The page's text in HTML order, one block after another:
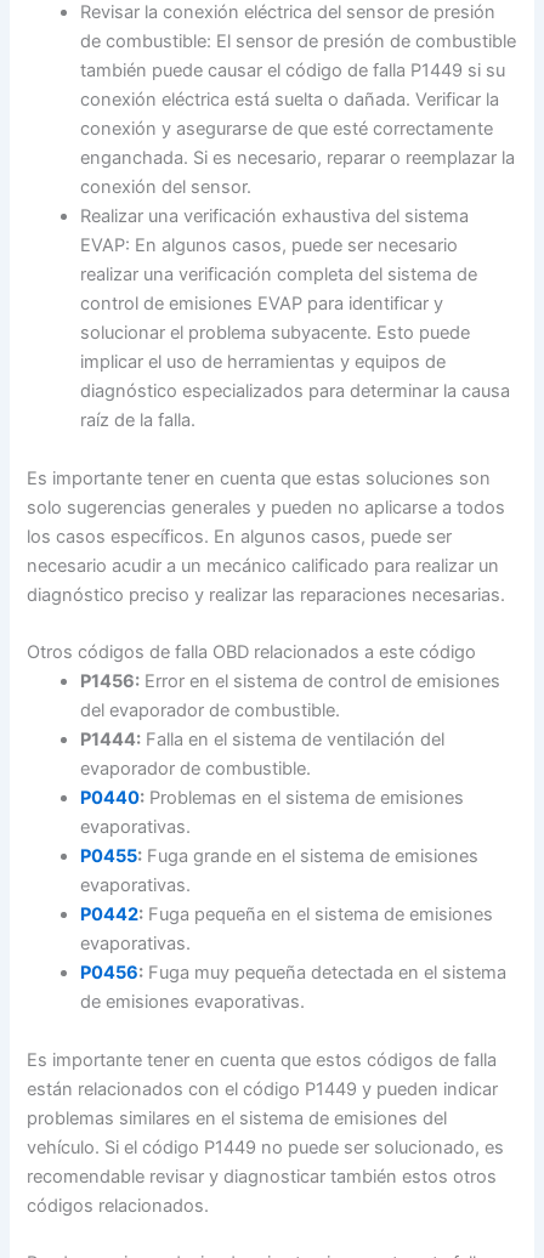
Revisar la conexión eléctrica del sensor de presión
de combustible: El sensor de presión de combustible
también puede causar el código de falla P1449 si su
conexión eléctrica está suelta o dañada. Verificar la
conexión y asegurarse de que esté correctamente
enganchada. Si es necesario, reparar o reemplazar la
conexión del sensor.
Realizar una verificación exhaustiva del sistema
EVAP: En algunos casos, puede ser necesario
realizar una verificación completa del sistema de
control de emisiones EVAP para identificar y
solucionar el problema subyacente. Esto puede
implicar el uso de herramientas y equipos de
diagnóstico especializados para determinar la causa
raíz de la falla.
Es importante tener en cuenta que estas soluciones son
solo sugerencias generales y pueden no aplicarse a todos
los casos específicos. En algunos casos, puede ser
necesario acudir a un mecánico calificado para realizar un
diagnóstico preciso y realizar las reparaciones necesarias.
Otros códigos de falla OBD relacionados a este código
P1456: Error en el sistema de control de emisiones
del evaporador de combustible.
P1444: Falla en el sistema de ventilación del
evaporador de combustible.
P0440: Problemas en el sistema de emisiones
evaporativas.
P0455: Fuga grande en el sistema de emisiones
evaporativas.
P0442: Fuga pequeña en el sistema de emisiones
evaporativas.
P0456: Fuga muy pequeña detectada en el sistema
de emisiones evaporativas.
Es importante tener en cuenta que estos códigos de falla
están relacionados con el código P1449 y pueden indicar
problemas similares en el sistema de emisiones del
vehículo. Si el código P1449 no puede ser solucionado, es
recomendable revisar y diagnosticar también estos otros
códigos relacionados.